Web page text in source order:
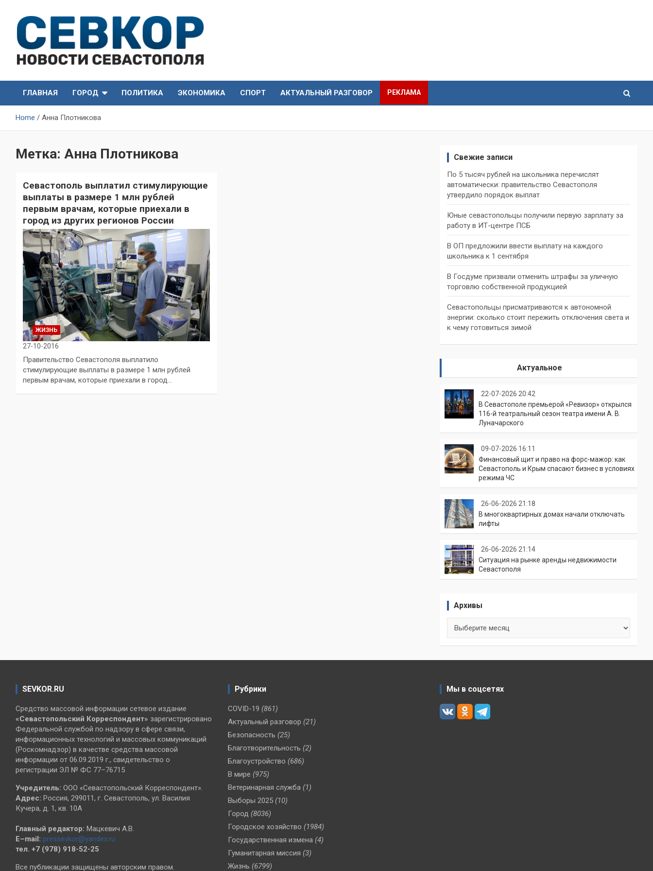
content
СевКор — Новости
Севастополя
Севастополя
ГЛАВНАЯ
ГОРОД ПОЛИТИКА ЭКОНОМИКА СПОРТ АКТУАЛЬНЫЙ РАЗГОВОР РЕКЛАМА
Home Анна Плотникова
Метка: Анна Плотникова
Севастополь выплатил стимулирующие
выплаты в размере 1 млн рублей
первым врачам, которые приехали в
город из других регионов России
ЖИЗНЬ
27-10-2016
Правительство Севастополя выплатило
стимулирующие выплаты в размере 1 млн рублей
первым врачам, которые приехали в город…
Свежие записи
По 5 тысяч рублей на школьника перечислят
автоматически: правительство Севастополя
утвердило порядок выплат
Юные севастопольцы получили первую зарплату за
работу в ИТ-центре ПСБ
В ОП предложили ввести выплату на каждого
школьника к 1 сентября
В Госдуме призвали отменить штрафы за уличную
торговлю собственной продукцией
Севастопольцы присматриваются к автономной
энергии: сколько стоит пережить отключения света и
к чему готовиться зимой
Актуальное
22-07-2026 20:42
В Севастополе премьерой «Ревизор» открылся
116-й театральный сезон театра имени А. В.
Луначарского
09-07-2026 16:11
Финансовый щит и право на форс-мажор: как
Севастополь и Крым спасают бизнес в условиях
режима ЧС
26-06-2026 21:18
В многоквартирных домах начали отключать
лифты
26-06-2026 21:14
Ситуация на рынке аренды недвижимости
Севастополя
Архивы
SEVKOR.RU
Средство массовой информации сетевое издание
«Севастопольский Корреспондент» зарегистрировано
Федеральной службой по надзору в сфере связи,
информационных технологий и массовых коммуникаций
(Роскомнадзор) в качестве средства массовой
информации от 06.09.2019 г., свидетельство о
регистрации ЭЛ № ФС 77–76715
Учредитель: ООО «Севастопольский Корреспондент».
Адрес: Россия, 299011, г. Севастополь, ул. Василия
Кучера, д. 1, кв. 10А
Главный редактор: Мацкевич А.В.
E–mail: pressevkor@yandex.ru
тел. +7 (978) 918-52-25
Все публикации защищены авторским правом.
Рубрики
COVID-19 (861)
Актуальный разговор (21)
Безопасность (25)
Благотворительность (2)
Благоустройство (686)
В мире (975)
Ветеринарная служба (1)
Выборы 2025 (10)
Город (8036)
Городское хозяйство (1984)
Государственная измена (4)
Гуманитарная миссия (3)
Жизнь (6799)
Мы в соцсетях